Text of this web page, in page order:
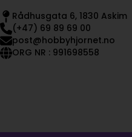
Rådhusgata 6, 1830 Askim
(+47) 69 89 69 00
post@hobbyhjornet.no
ORG NR : 991698558